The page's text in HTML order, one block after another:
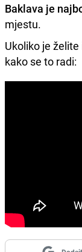
Baklava je
mjestu.
Ukoliko je
kako se to radi: